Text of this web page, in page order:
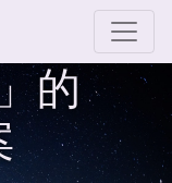
的